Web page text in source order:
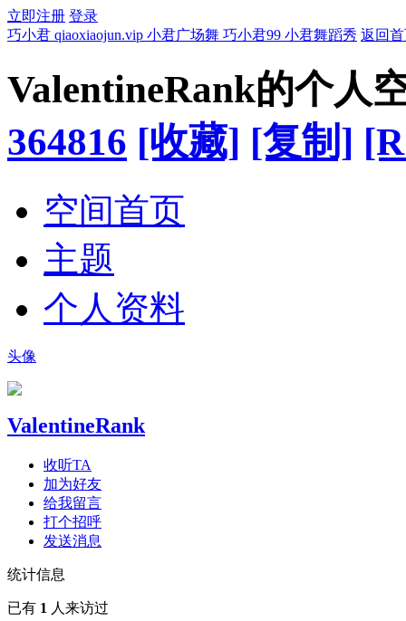
立即注册 登录
巧小君 qiaoxiaojun.vip 小君广场舞 巧小君99 小君舞蹈秀 返回
ValentineRank的个人
364816 [收藏] [复制]
空间首页
主题
个人资料
头像
ValentineRank
收听TA
加为好友
给我留言
打个招呼
发送消息
统计信息
已有 1 人来访过